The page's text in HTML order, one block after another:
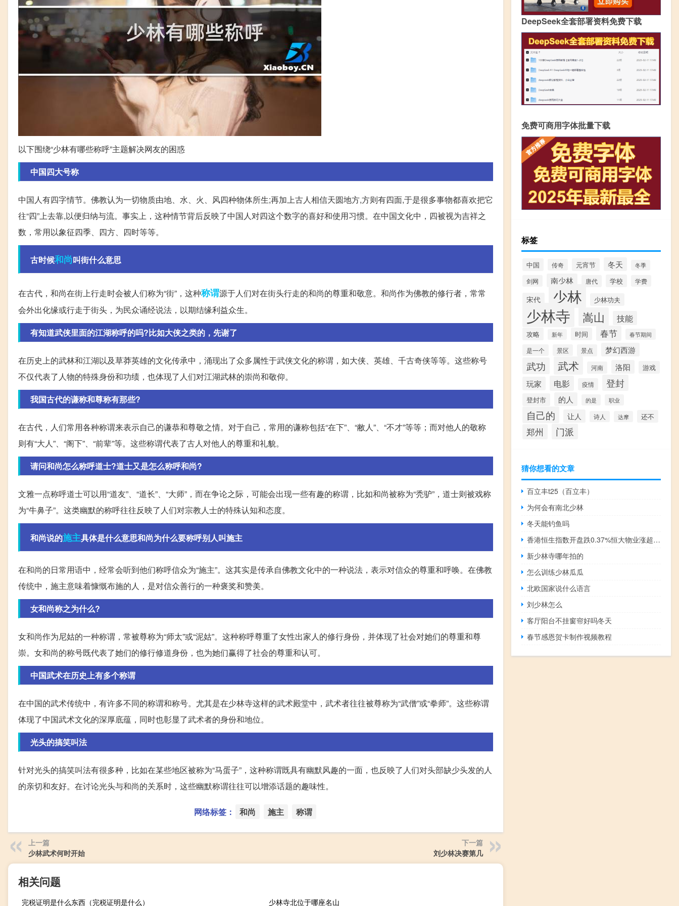
以下围绕“少林有哪些称呼”主题解决网友的困惑
中国四大号称
中国人有四字情节。佛教认为一切物质由地、水、火、风四种物体所生;再加上古人相信天圆地方,方则有四面,于是很多事物都喜欢把它
往“四”上去靠,以便归纳与流。事实上，这种情节背后反映了中国人对四这个数字的喜好和使用习惯。在中国文化中，四被视为吉祥之
数，常用以象征四季、四方、四时等等。
古时候和尚叫街什么意思
在古代，和尚在街上行走时会被人们称为“街”，这种称谓源于人们对在街头行走的和尚的尊重和敬意。和尚作为佛教的修行者，常常
会外出化缘或行走于街头，为民众诵经说法，以期结缘利益众生。
有知道武侠里面的江湖称呼的吗?比如大侠之类的，先谢了
在历史上的武林和江湖以及草莽英雄的文化传承中，涌现出了众多属性于武侠文化的称谓，如大侠、英雄、千古奇侠等等。这些称号
不仅代表了人物的特殊身份和功绩，也体现了人们对江湖武林的崇尚和敬仰。
我国古代的谦称和尊称有那些?
在古代，人们常用各种称谓来表示自己的谦恭和尊敬之情。对于自己，常用的谦称包括“在下”、“敝人”、“不才”等等；而对他人的敬称
则有“大人”、“阁下”、“前辈”等。这些称谓代表了古人对他人的尊重和礼貌。
请问和尚怎么称呼道士?道士又是怎么称呼和尚?
文雅一点称呼道士可以用“道友”、“道长”、“大师”，而在争论之际，可能会出现一些有趣的称谓，比如和尚被称为“秃驴”，道士则被戏称
为“牛鼻子”。这类幽默的称呼往往反映了人们对宗教人士的特殊认知和态度。
和尚说的施主具体是什么意思和尚为什么要称呼别人叫施主
在和尚的日常用语中，经常会听到他们称呼信众为“施主”。这其实是传承自佛教文化中的一种说法，表示对信众的尊重和呼唤。在佛教
传统中，施主意味着慷慨布施的人，是对信众善行的一种褒奖和赞美。
女和尚称之为什么?
女和尚作为尼姑的一种称谓，常被尊称为“师太”或“泥姑”。这种称呼尊重了女性出家人的修行身份，并体现了社会对她们的尊重和尊
崇。女和尚的称号既代表了她们的修行修道身份，也为她们赢得了社会的尊重和认可。
中国武术在历史上有多个称谓
在中国的武术传统中，有许多不同的称谓和称号。尤其是在少林寺这样的武术殿堂中，武术者往往被尊称为“武僧”或“拳师”。这些称谓
体现了中国武术文化的深厚底蕴，同时也彰显了武术者的身份和地位。
光头的搞笑叫法
针对光头的搞笑叫法有很多种，比如在某些地区被称为“马蛋子”，这种称谓既具有幽默风趣的一面，也反映了人们对头部缺少头发的人
的亲切和友好。在讨论光头与和尚的关系时，这些幽默称谓往往可以增添话题的趣味性。
网络标签： 和尚 施主 称谓
上一篇
少林武术何时开始
下一篇
刘少林决赛第几
相关问题
完税证明是什么东西（完税证明是什么） 少林寺北位于哪座名山
DeepSeek全套部署资料免费下载
免费可商用字体批量下载
标签
中国 传奇 元宵节 冬天 冬季
剑网 南少林 唐代 学校 学费
宋代 少林 少林功夫
少林寺 嵩山 技能
攻略 新年 时间 春节 春节期间
是一个 景区 景点 梦幻西游
武功 武术 河南 洛阳 游戏
玩家 电影 疫情 登封
登封市 的人 的是 职业
自己的 让人 诗人 达摩 还不
郑州 门派
猜你想看的文章
百立丰t25（百立丰）
为何会有南北少林
冬天能钓鱼吗
香港恒生指数开盘跌0.37%恒大物业涨超3%小鹏汽车跌超2%
新少林寺哪年拍的
怎么训练少林瓜瓜
北欧国家说什么语言
刘少林怎么
客厅阳台不挂窗帘好吗冬天
春节感恩贺卡制作视频教程